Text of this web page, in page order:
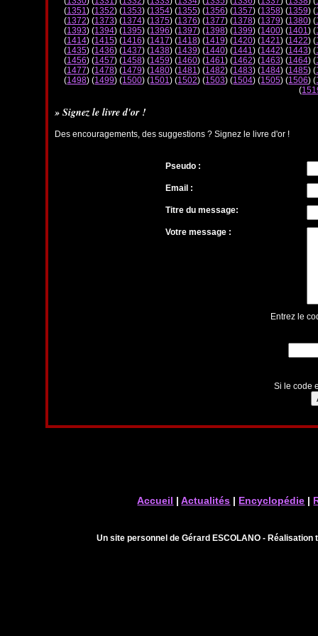
(1351) (1352) (1353) (1354) (1355) (1356) (1357) (1358) (1359) (
(1372) (1373) (1374) (1375) (1376) (1377) (1378) (1379) (1380) (
(1393) (1394) (1395) (1396) (1397) (1398) (1399) (1400) (1401) (
(1414) (1415) (1416) (1417) (1418) (1419) (1420) (1421) (1422) (
(1435) (1436) (1437) (1438) (1439) (1440) (1441) (1442) (1443) (
(1456) (1457) (1458) (1459) (1460) (1461) (1462) (1463) (1464) (
(1477) (1478) (1479) (1480) (1481) (1482) (1483) (1484) (1485) (
(1498) (1499) (1500) (1501) (1502) (1503) (1504) (1505) (1506) (
(
» Signez le livre d'or !
Des encouragements, des suggestions ? Signez le livre d'or !
Pseudo :
Email :
Titre du message:
Votre message :
Entrez le
Si le code
Accueil |Actualités | Encyclopédie |
Un site personnel de Gérard ESCOLANO -